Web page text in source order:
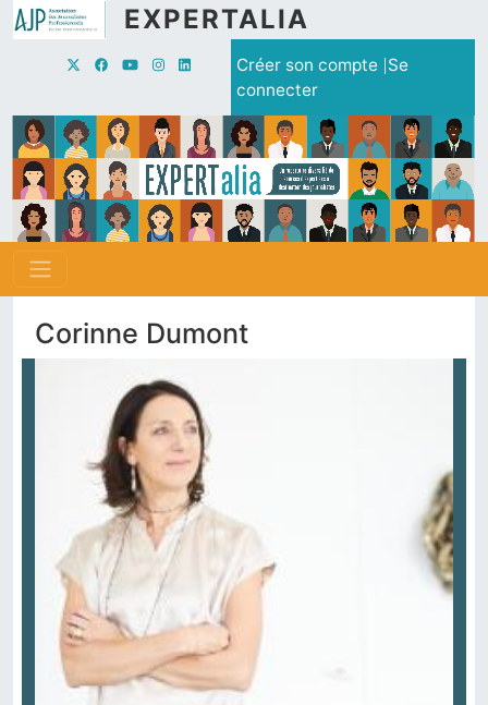
Aller au contenu principalEXPERTALIA
Menu du compte de
Créer son compte Se
connecter
Corinne Dumont